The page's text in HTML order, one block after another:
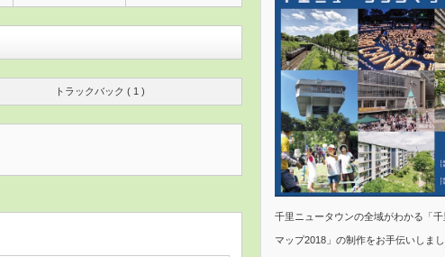
トラックバック ( 1 )
千里ニュータウンの全域がわかる「
マップ2018」の制作をお手伝いしま